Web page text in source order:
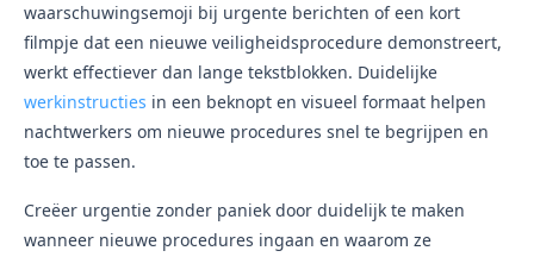
waarschuwingsemoji bij urgente berichten of een kort
filmpje dat een nieuwe veiligheidsprocedure demonstreert,
werkt effectiever dan lange tekstblokken. Duidelijke
werkinstructies in een beknopt en visueel formaat helpen
nachtwerkers om nieuwe procedures snel te begrijpen en
toe te passen.
Creëer urgentie zonder paniek door duidelijk te maken
wanneer nieuwe procedures ingaan en waarom ze